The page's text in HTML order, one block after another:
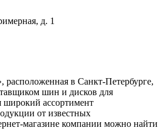
д. 1
в Санкт-Петербурге,
шин и дисков для
широкий ассортимент
от известных
магазине компании можно найти